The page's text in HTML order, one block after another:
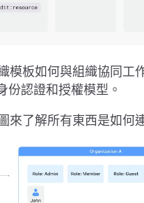
模板如何與組織協同工
份認證和授權模型。
來了解所有東西是如何